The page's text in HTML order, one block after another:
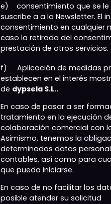
e) consentimiento que se le
suscribe a a la Newsletter. El
consentimiento en cualquier
caso la retirada del
prestación de otros servicios.
f) Aplicación de medidas
establecen en el interés
de dypsela S.L..
En caso de pasar a ser
tratamiento en la ejecución
colaboración comercial con
Asimismo, tenemos la
determinados datos
contables, así como para
que pueda iniciarse.
En caso de no facilitar los
posible atender su solicitud